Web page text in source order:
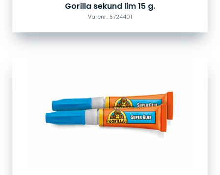
Gorilla sekund lim 15 g.
Varenr.: 5724401